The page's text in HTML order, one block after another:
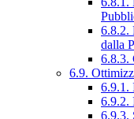
6.8.2.
dalla
6.8.3.
6.9.
6.9.1.
6.9.2.
6.9.3.